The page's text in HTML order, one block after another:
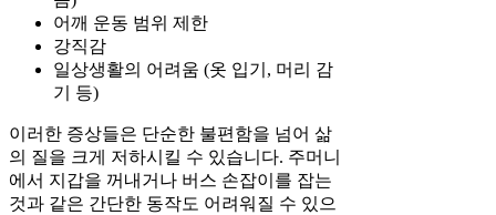
어깨 운동 범위 제한
강직감
일상생활의 어려움 (옷 입기, 머리 감
기 등)
이러한 증상들은 단순한 불편함을 넘어 삶
의 질을 크게 저하시킬 수 있습니다. 주머니
에서 지갑을 꺼내거나 버스 손잡이를 잡는
것과 같은 간단한 동작도 어려워질 수 있으